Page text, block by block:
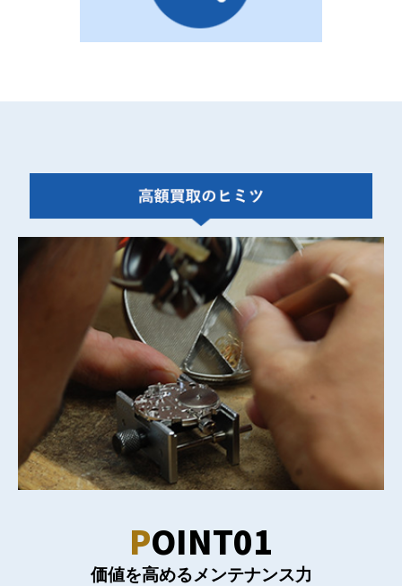
POINT01
価値を高めるメンテナンス力